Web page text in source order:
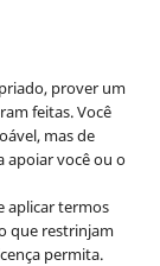
prover um
feitas. Você
mas de
apoiar você ou o
aplicar termos
que restrinjam
permita.